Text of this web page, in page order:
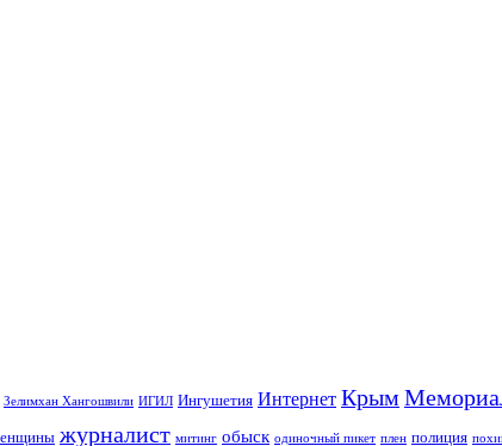
Зелимхан Хангошвили ИГИЛ Ингушетия Интернет Крым
журналист митинг обыск одиночный пикет плен полиция